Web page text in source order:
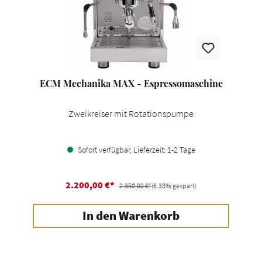
ECM Mechanika MAX - Espressomaschine
Zweikreiser mit Rotationspumpe
Sofort verfügbar, Lieferzeit: 1-2 Tage
2.200,00 €* 2.350,00 €*(6.38% gespart)
In den Warenkorb